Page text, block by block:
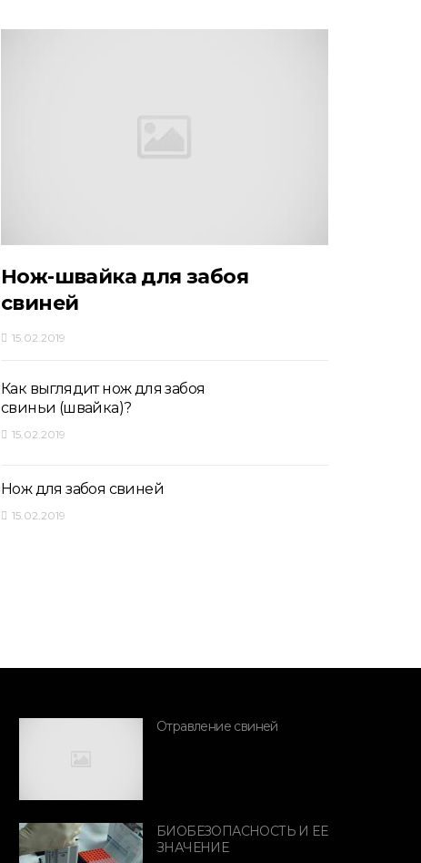
Нож-швайка для забоя
свиней
15.02.2019
Как выглядит нож для забоя
свиньи (швайка)?
15.02.2019
Нож для забоя свиней
15.02.2019
Селекционная
ПОРОДЫ
Отравление свиней
БИОБЕЗОПАСНОСТЬ И ЕЕ
ЗНАЧЕНИЕ